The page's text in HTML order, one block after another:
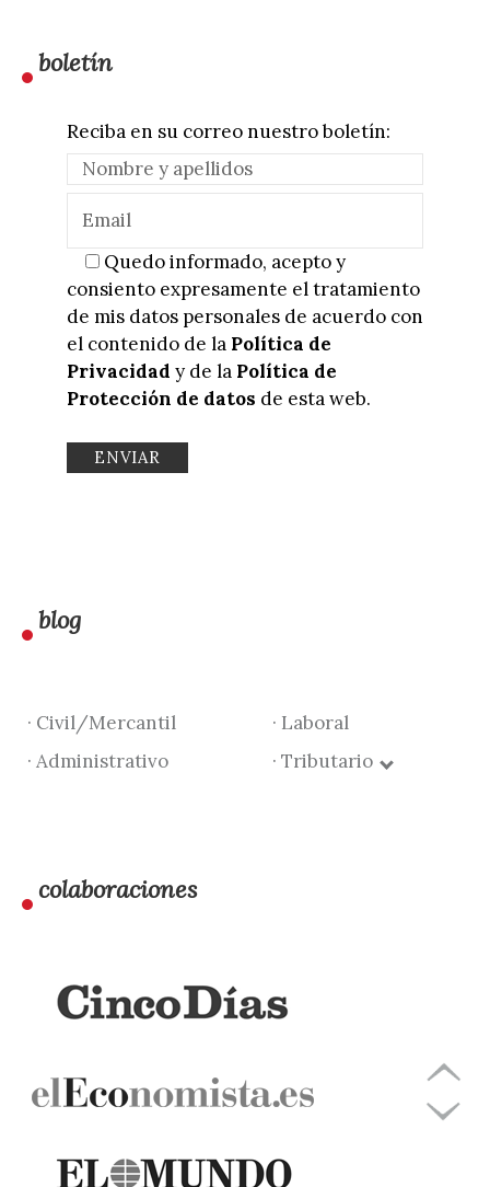
boletín
Reciba en su correo nuestro boletín:
Quedo informado, acepto y
consiento expresamente el tratamiento
de mis datos personales de acuerdo con
el contenido de la Política de
Privacidad y de la Política de
Protección de datos de esta web.
blog
· Civil/Mercantil
· Laboral
· Administrativo
· Tributario
colaboraciones